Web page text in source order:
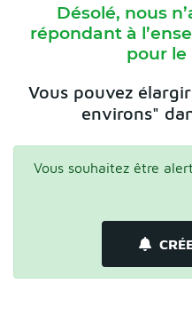
Désolé, nous
répondant à
pour
Vous pouvez
environs"
Vous souhaitez être